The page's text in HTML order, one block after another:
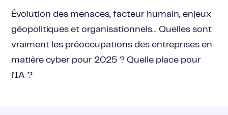
Évolution des menaces, facteur humain, enjeux
géopolitiques et organisationnels... Quelles sont
vraiment les préoccupations des entreprises en
matière cyber pour 2025 ? Quelle place pour
l'IA ?